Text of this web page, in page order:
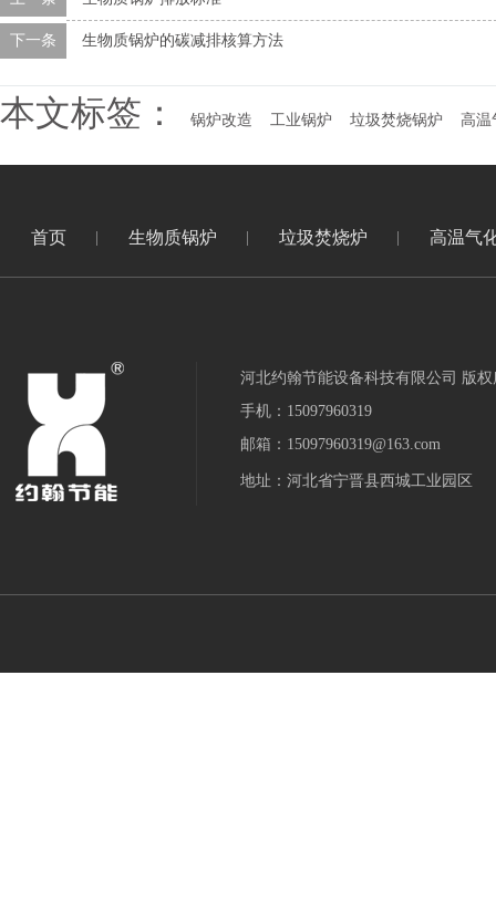
下一条 生物质锅炉的碳减排核算方法
本文标签： 锅炉改造 工业锅炉 垃圾焚烧锅炉 高温
首页 生物质锅炉 垃圾焚烧炉 高温气
河北约翰节能设备科技有限公司 版权
手机：15097960319
邮箱：15097960319@163.com
地址：河北省宁晋县西城工业园区